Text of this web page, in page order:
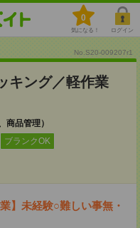
0
気になる！ ログイン
No.S20-009207r1
キング／軽作業
商品管理）
ブランクOK
】未経験○難しい事無・